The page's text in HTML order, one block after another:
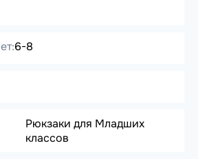
6-8
Рюкзаки для Младших
классов